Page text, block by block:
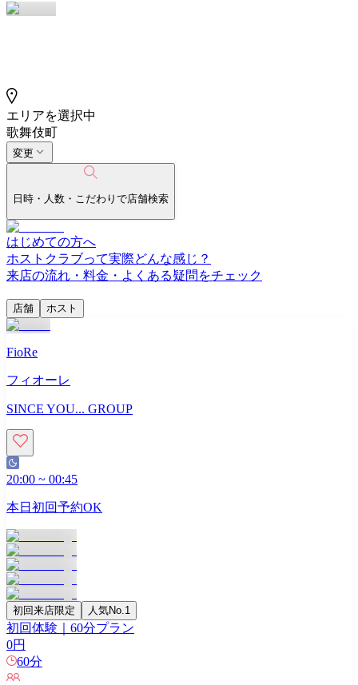
エリアを選択中
歌舞伎町
変更
日時・人数・こだわりで店舗検索
はじめての方へ
ホストクラブって実際どんな感じ？
来店の流れ・料金・よくある疑問をチェック
店舗 ホスト
FioRe
フィオーレ
SINCE YOU... GROUP
20:00 ~ 00:45
本日初回予約OK
初回来店限定 人気No.1
初回体験｜60分プラン
0円
60分